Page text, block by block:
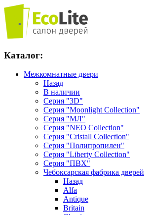
Каталог:
Межкомнатные двери
Назад
В наличии
Серия "3D"
Серия "Moonlight Collection"
Серия "МЛ"
Серия "NEO Collection"
Серия "Cristall Collection"
Серия "Полипропилен"
Серия "Liberty Collection"
Серия "ПВХ"
Чебоксарская фабрика дверей
Назад
Alfa
Antique
Britain